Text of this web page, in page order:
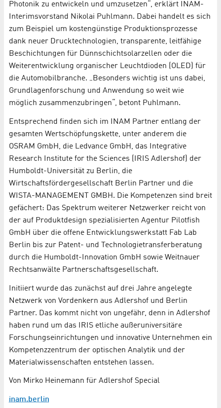
Photonik zu entwickeln und umzusetzen“, erklärt INAM-
Interimsvorstand Nikolai Puhlmann. Dabei handelt es sich
zum Beispiel um kostengünstige Produktionsprozesse
dank neuer Drucktechnologien, transparente, leitfähige
Beschichtungen für Dünnschichtsolarzellen oder die
Weiterentwicklung organischer Leuchtdioden (OLED) für
die Automobilbranche. „Besonders wichtig ist uns dabei,
Grundlagenforschung und Anwendung so weit wie
möglich zusammenzubringen“, betont Puhlmann.
Entsprechend finden sich im INAM Partner entlang der
gesamten Wertschöpfungskette, unter anderem die
OSRAM GmbH, die Ledvance GmbH, das Integrative
Research Institute for the Sciences (IRIS Adlershof) der
Humboldt-Universität zu Berlin, die
Wirtschaftsfördergesellschaft Berlin Partner und die
WISTA-MANAGEMENT GMBH. Die Kompetenzen sind breit
gefächert: Das Spektrum weiterer Netzwerker reicht von
der auf Produktdesign spezialisierten Agentur Pilotfish
GmbH über die offene Entwicklungswerkstatt Fab Lab
Berlin bis zur Patent- und Technologietransferberatung
durch die Humboldt-Innovation GmbH sowie Weitnauer
Rechtsanwälte Partnerschaftsgesellschaft.
Initiiert wurde das zunächst auf drei Jahre angelegte
Netzwerk von Vordenkern aus Adlershof und Berlin
Partner. Das kommt nicht von ungefähr, denn in Adlershof
haben rund um das IRIS etliche außeruniversitäre
Forschungseinrichtungen und innovative Unternehmen ein
Kompetenzzentrum der optischen Analytik und der
Materialwissenschaften entstehen lassen.
Von Mirko Heinemann für Adlershof Special
inam.berlin